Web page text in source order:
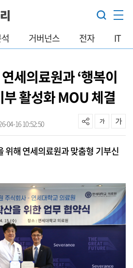
거버넌스 전자 IT
세의료원과 ‘행복이
부 활성화 MOU 체결
04-16 10:52:50
위해 연세의료원과 맞춤형 기부신